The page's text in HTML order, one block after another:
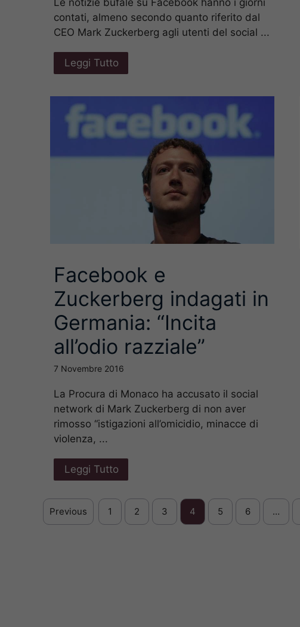
Le notizie bufale su Facebook hanno i giorni
contati, almeno secondo quanto riferito dal
CEO Mark Zuckerberg agli utenti del social ...
Leggi Tutto
Facebook e
Zuckerberg indagati in
Germania: “Incita
all’odio razziale”
7 Novembre 2016
La Procura di Monaco ha accusato il social
network di Mark Zuckerberg di non aver
rimosso “istigazioni all’omicidio, minacce di
violenza, ...
Leggi Tutto
Previous 1 2 3 4 5 6 …